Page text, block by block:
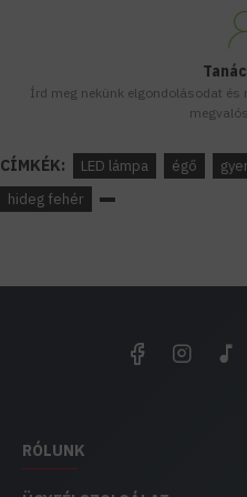
Írd meg nekünk elgondolásodat és
CÍMKÉK: LED lámpa égő
hideg fehér
RÓLUNK